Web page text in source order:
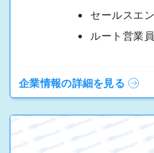
ルート営業員
企業情報の詳細を見る